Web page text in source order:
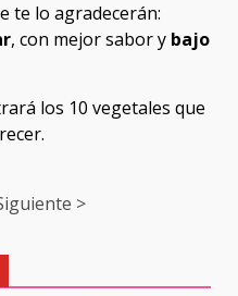
te lo agradecerán:
, con mejor sabor y bajo
los 10 vegetales que
>